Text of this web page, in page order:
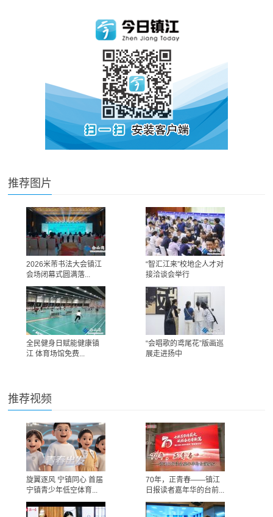
推荐图片
2026米芾书法大会镇江
会场闭幕式圆满落...
“智汇江来”校地企人才对
接洽谈会举行
全民健身日赋能健康镇
江 体育场馆免费...
“会唱歌的鸢尾花”版画巡
展走进扬中
推荐视频
旋翼逐风 宁镇同心 首届
宁镇青少年低空体育...
70年，正青春——镇江
日报读者嘉年华的台前...